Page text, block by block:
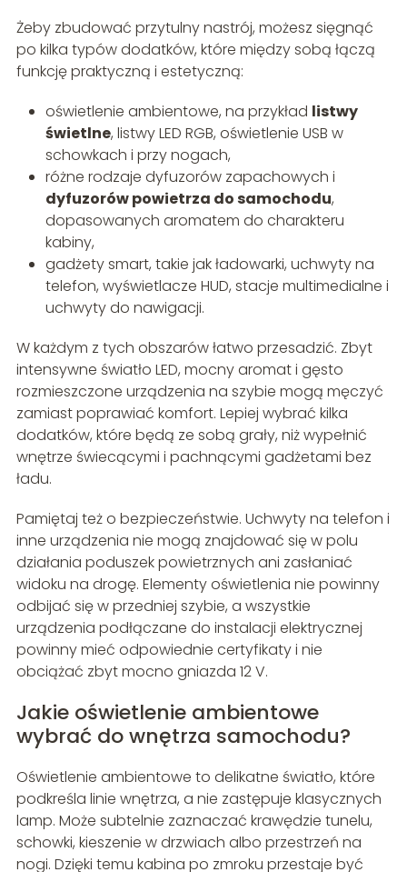
Żeby zbudować przytulny nastrój, możesz sięgnąć
po kilka typów dodatków, które między sobą łączą
funkcję praktyczną i estetyczną:
oświetlenie ambientowe, na przykład listwy
świetlne, listwy LED RGB, oświetlenie USB w
schowkach i przy nogach,
różne rodzaje dyfuzorów zapachowych i
dyfuzorów powietrza do samochodu,
dopasowanych aromatem do charakteru
kabiny,
gadżety smart, takie jak ładowarki, uchwyty na
telefon, wyświetlacze HUD, stacje multimedialne i
uchwyty do nawigacji.
W każdym z tych obszarów łatwo przesadzić. Zbyt
intensywne światło LED, mocny aromat i gęsto
rozmieszczone urządzenia na szybie mogą męczyć
zamiast poprawiać komfort. Lepiej wybrać kilka
dodatków, które będą ze sobą grały, niż wypełnić
wnętrze świecącymi i pachnącymi gadżetami bez
ładu.
Pamiętaj też o bezpieczeństwie. Uchwyty na telefon i
inne urządzenia nie mogą znajdować się w polu
działania poduszek powietrznych ani zasłaniać
widoku na drogę. Elementy oświetlenia nie powinny
odbijać się w przedniej szybie, a wszystkie
urządzenia podłączane do instalacji elektrycznej
powinny mieć odpowiednie certyfikaty i nie
obciążać zbyt mocno gniazda 12 V.
Jakie oświetlenie ambientowe
wybrać do wnętrza samochodu?
Oświetlenie ambientowe to delikatne światło, które
podkreśla linie wnętrza, a nie zastępuje klasycznych
lamp. Może subtelnie zaznaczać krawędzie tunelu,
schowki, kieszenie w drzwiach albo przestrzeń na
nogi. Dzięki temu kabina po zmroku przestaje być